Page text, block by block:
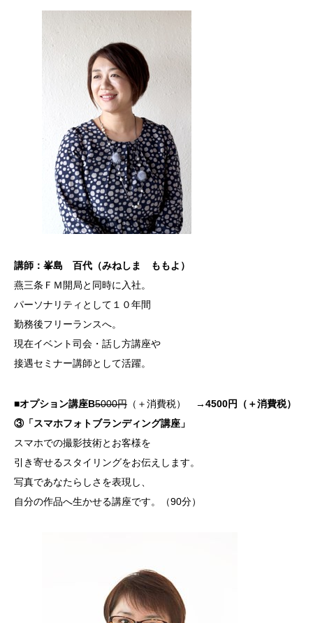
講師：峯島 百代（みねしま ももよ）
燕三条ＦＭ開局と同時に入社。
パーソナリティとして１０年間
勤務後フリーランスへ。
現在イベント司会・話し方講座や
接遇セミナー講師として活躍。
■オプション講座B5000円 （＋消費税） →4500円（＋消費税）
③「スマホフォトブランディング講座」
スマホでの撮影技術とお客様を
引き寄せるスタイリングをお伝えします。
写真であなたらしさを表現し、
自分の作品へ生かせる講座です。（90分）